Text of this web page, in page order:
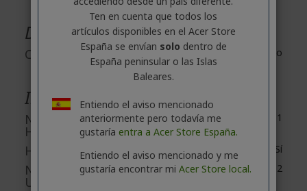
Dispositivos incorporados
Cámara Web No
Interfaces/puertos
Número de puertos
HDMI
1
HDMI Sí
Número de puertos
USB 2.0
2
Ten en cuenta que todos los
artículos disponibles en el Acer Store
España se envían solo dentro de
España peninsular o las Islas
Baleares.
Entiendo el aviso mencionado
anteriormente pero todavía me
gustaría entra a Acer Store España.
Entiendo el aviso mencionado y me
gustaría encontrar mi Acer Store local.